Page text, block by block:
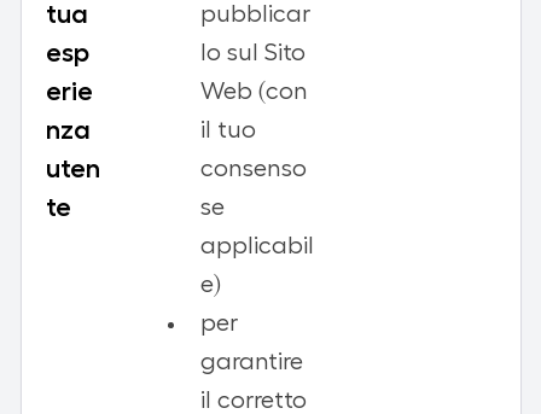
tua
esp
erie
nza
uten
te
pubblicar
lo sul Sito
Web (con
il tuo
consenso
se
applicabil
e)
per
garantire
il corretto